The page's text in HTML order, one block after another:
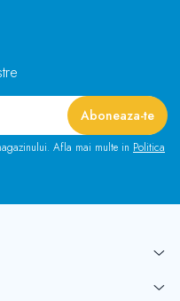
Afla mai multe in Politica